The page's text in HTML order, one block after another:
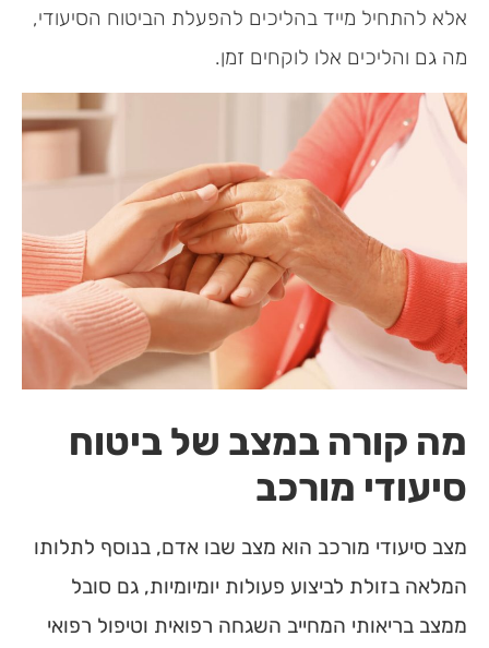
אלא להתחיל מייד בהליכים להפעלת הביטוח הסיעודי,
מה גם והליכים אלו לוקחים זמן.
מה קורה במצב של ביטוח
סיעודי מורכב
מצב סיעודי מורכב הוא מצב שבו אדם, בנוסף לתלותו
המלאה בזולת לביצוע פעולות יומיומיות, גם סובל
ממצב בריאותי המחייב השגחה רפואית וטיפול רפואי